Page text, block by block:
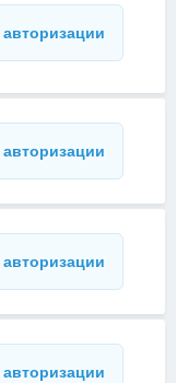
авторизации
авторизации
авторизации
авторизации